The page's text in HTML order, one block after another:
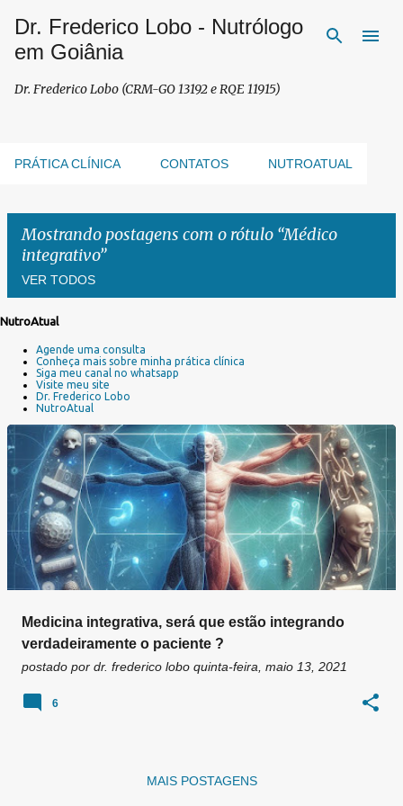
Pular para o conteúdo principal
Dr. Frederico Lobo - Nutrólogo
em Goiânia
Dr. Frederico Lobo (CRM-GO 13192 e RQE 11915)
PRÁTICA CLÍNICA CONTATOS NUTROATUAL
Mostrando postagens com o rótulo Médico
integrativo
VER TODOS
g
e
NutroAtual
Agende uma consulta
Conheça mais sobre minha prática clínica
Siga meu canal no whatsapp
Visite meu site
Dr. Frederico Lobo
NutroAtual
Medicina integrativa, será que estão integrando
verdadeiramente o paciente ?
postado por dr. frederico lobo quinta-feira, maio 13, 2021
6
MAIS POSTAGENS